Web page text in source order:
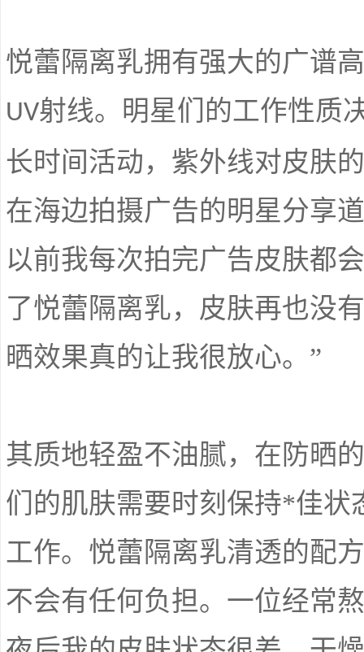
悦蕾隔离乳拥有强大的广谱
UV射线。明星们的工作性质
长时间活动，紫外线对皮肤
在海边拍摄广告的明星分享
以前我每次拍完广告皮肤都
了悦蕾隔离乳，皮肤再也没
晒效果真的让我很放心。”
其质地轻盈不油腻，在防晒
们的肌肤需要时刻保持*佳状
工作。悦蕾隔离乳清透的配
不会有任何负担。一位经常